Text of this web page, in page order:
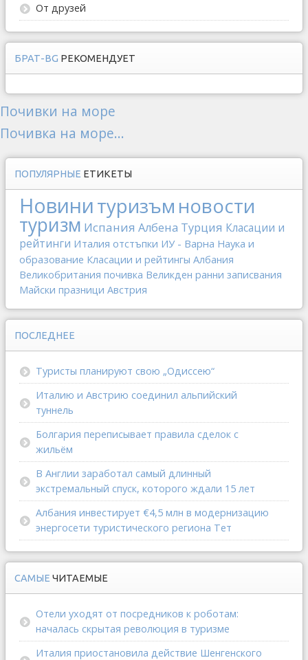
От друзей
БРАТ-BG РЕКОМЕНДУЕТ
Почивки на море
Почивка на море...
ПОПУЛЯРНЫЕ ЕТИКЕТЫ
Новинитуризъм новости
туризм Испания Албена Турция Класации и
рейтинги Италия отстъпки ИУ - Варна Наука и
образование Класации и рейтингы Албания
Великобритания почивка Великден ранни записвания
Майски празници Австрия
ПОСЛЕДНЕЕ
Туристы планируют свою „Одиссею“
Италию и Австрию соединил альпийский
туннель
Болгария переписывает правила сделок с
жильём
В Англии заработал самый длинный
экстремальный спуск, которого ждали 15 лет
Албания инвестирует €4,5 млн в модернизацию
энергосети туристического региона Тет
САМЫЕ ЧИТАЕМЫЕ
Отели уходят от посредников к роботам:
началась скрытая революция в туризме
Италия приостановила действие Шенгенского